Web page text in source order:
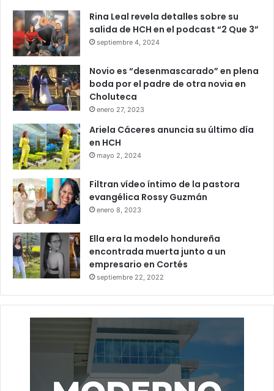
Rina Leal revela detalles sobre su
salida de HCH en el podcast “2 Que 3”
septiembre 4, 2024
Novio es “desenmascarado” en plena
boda por el padre de otra novia en
Choluteca
enero 27, 2023
Ariela Cáceres anuncia su último día
en HCH
mayo 2, 2024
Filtran vídeo íntimo de la pastora
evangélica Rossy Guzmán
enero 8, 2023
Ella era la modelo hondureña
encontrada muerta junto a un
empresario en Cortés
septiembre 22, 2022